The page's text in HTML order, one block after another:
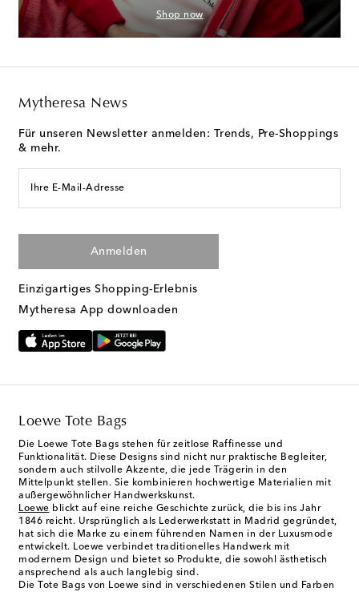
Shop now
Mytheresa News
Für unseren Newsletter anmelden: Trends, Pre-Shoppings
& mehr.
Ihre E-Mail-Adresse
Anmelden
Einzigartiges Shopping-Erlebnis
Mytheresa App downloaden
Loewe Tote Bags
Die Loewe Tote Bags stehen für zeitlose Raffinesse und
Funktionalität. Diese Designs sind nicht nur praktische Begleiter,
sondern auch stilvolle Akzente, die jede Trägerin in den
Mittelpunkt stellen. Sie kombinieren hochwertige Materialien mit
außergewöhnlicher Handwerkskunst.
Loewe blickt auf eine reiche Geschichte zurück, die bis ins Jahr
1846 reicht. Ursprünglich als Lederwerkstatt in Madrid gegründet,
hat sich die Marke zu einem führenden Namen in der Luxusmode
entwickelt. Loewe verbindet traditionelles Handwerk mit
modernem Design und bietet so Produkte, die sowohl ästhetisch
ansprechend als auch langlebig sind.
Die Tote Bags von Loewe sind in verschiedenen Stilen und Farben